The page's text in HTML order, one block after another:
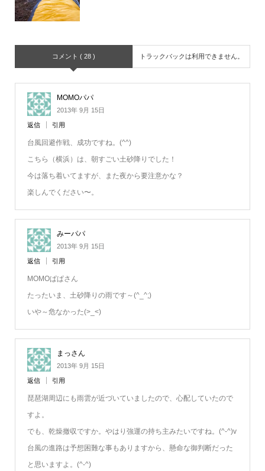
コメント ( 28 ) トラックバックは利用できません。
MOMOパパ
2013年 9月 15日
返信 引用
台風回避作戦、成功ですね。(^^)
こちら（横浜）は、朝すごい土砂降りでした！
今は落ち着いてますが、また夜から要注意かな？
楽しんでください〜。
みーパパ
2013年 9月 15日
返信 引用
MOMOぱぱさん
たったいま、土砂降りの雨です～(^_^;)
いや～危なかった(>_<)
まっさん
2013年 9月 15日
返信 引用
琵琶湖周辺にも雨雲が近づいていましたので、心配していたので
すよ。
でも、乾燥撤収ですか。やはり強運の持ち主みたいですね。(^-^)v
台風の進路は予想困難な事もありますから、懸命な御判断だった
と思いますよ。(^-^)